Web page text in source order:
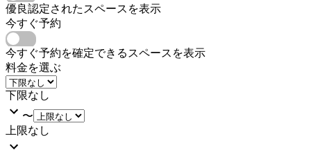
優良認定されたスペースを表示
今すぐ予約
今すぐ予約を確定できるスペースを表示
料金を選ぶ
下限なし
〜
上限なし